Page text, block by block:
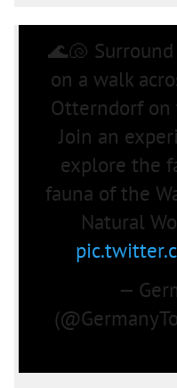
🌊🐚
on a walk
Otterndorf on
Join an
explore the
fauna of the
Natural
—